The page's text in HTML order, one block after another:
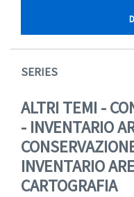
SERIES
ALTRI TEMI -
- INVENTARIO
INVENTARIO
CARTOGRAFIA